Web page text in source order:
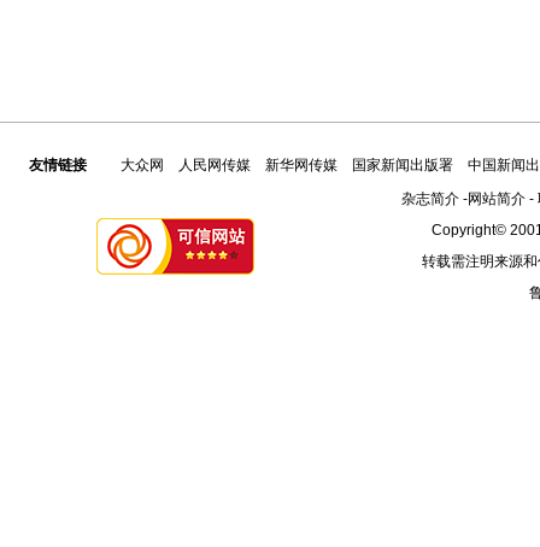
友情链接 大众网 人民网传媒 新华网传媒 国家新闻出版署
中国新闻
杂志简介-网站简介-
Copyright©
转载需注明来源